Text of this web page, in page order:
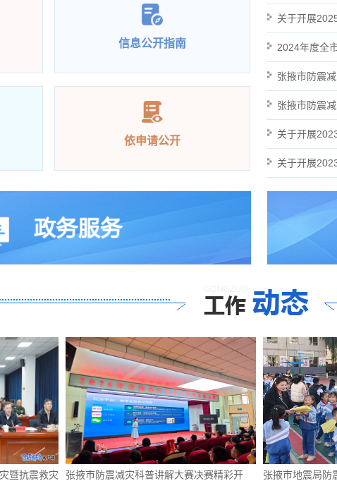
信息公开指南
依申请公开
张掖市防震减灾科普讲解大赛决赛精彩开
张掖市地震局防震减灾科普宣